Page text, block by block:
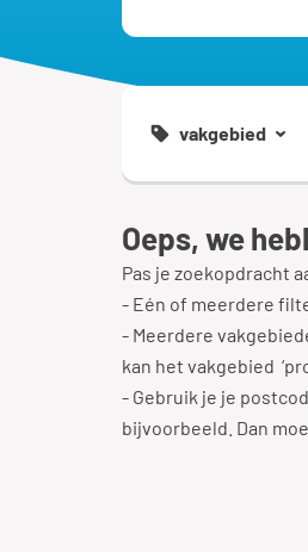
vakgebied
Oeps, we
Pas je zoekopdracht
- Eén of meerdere
- Meerdere
kan het vakgebied
- Gebruik je je
bijvoorbeeld. Dan